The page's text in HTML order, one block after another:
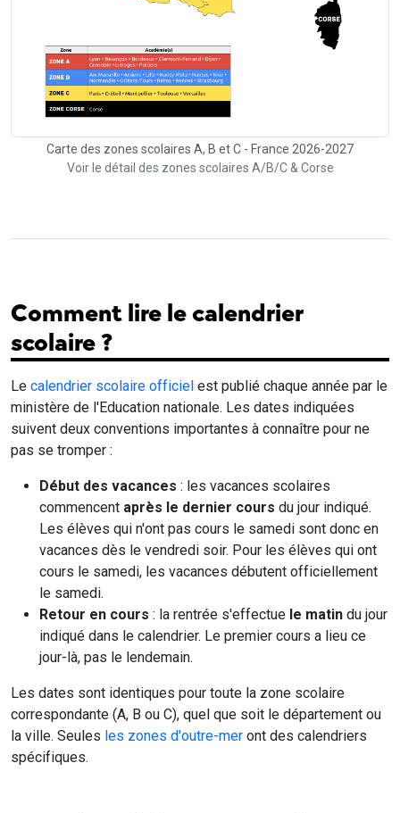
Carte des zones scolaires A, B et C - France 2026-2027
Voir le détail des zones scolaires A/B/C & Corse
Comment lire le calendrier
scolaire ?
Le calendrier scolaire officiel est publié chaque année par le
ministère de l'Education nationale. Les dates indiquées
suivent deux conventions importantes à connaître pour ne
pas se tromper :
Début des vacances : les vacances scolaires
commencent après le dernier cours du jour indiqué.
Les élèves qui n'ont pas cours le samedi sont donc en
vacances dès le vendredi soir. Pour les élèves qui ont
cours le samedi, les vacances débutent officiellement
le samedi.
Retour en cours : la rentrée s'effectue le matin du jour
indiqué dans le calendrier. Le premier cours a lieu ce
jour-là, pas le lendemain.
Les dates sont identiques pour toute la zone scolaire
correspondante (A, B ou C), quel que soit le département ou
la ville. Seules les zones d'outre-mer ont des calendriers
spécifiques.